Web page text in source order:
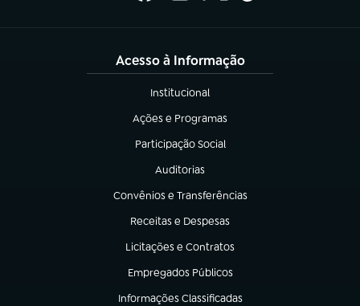
Acesso à Informação
Institucional
(abre em nova aba)
Ações e Programas
(abre em nova aba)
Participação Social
(abre em nova aba)
Auditorias
(abre em nova aba)
Convênios e Transferências
(abre em nova aba)
Receitas e Despesas
(abre em nova aba)
Licitações e Contratos
(abre em nova aba)
Empregados Públicos
(abre em nova aba)
Informações Classificadas